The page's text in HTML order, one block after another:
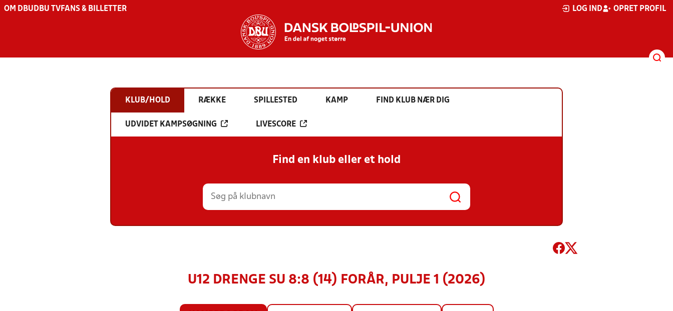
OM DBU DBU TV FANS & BILLETTER LOG IND OPRET PROFIL
KLUB/HOLD RÆKKE SPILLESTED KAMP FIND KLUB NÆR DIG
UDVIDET KAMPSØGNING LIVESCORE
Find en klub eller et hold
U12 DRENGE SU 8:8 (14) FORÅR, PULJE 1 (2026)